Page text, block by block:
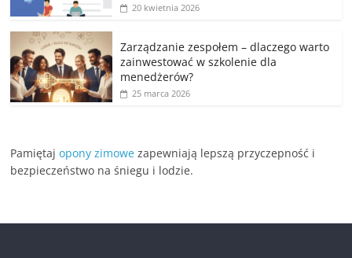
20 kwietnia 2026
Zarządzanie zespołem – dlaczego warto
zainwestować w szkolenie dla
menedżerów?
25 marca 2026
Pamiętajopony zimowe zapewniają lepszą przyczepność i
bezpieczeństwo na śniegu i lodzie.